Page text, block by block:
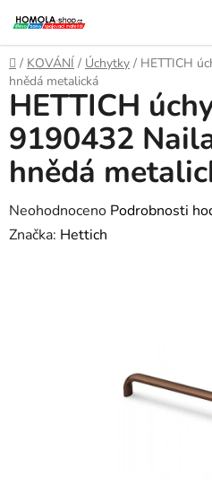
na
obsah
Domů
/ KOVÁNÍ / Úchytky / HETTICH
hnědá metalická
HETTICH
9190432
hnědá
Průměrné
hodnocení
Neohodnoceno Podrobnosti
Značka: Hettich